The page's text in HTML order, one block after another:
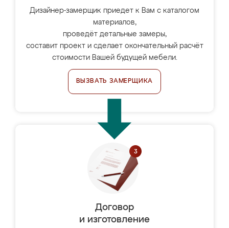
Дизайнер-замерщик приедет к Вам с каталогом
материалов,
проведёт детальные замеры,
составит проект и сделает окончательный расчёт
стоимости Вашей будущей мебели.
ВЫЗВАТЬ ЗАМЕРЩИКА
Договор
и изготовление